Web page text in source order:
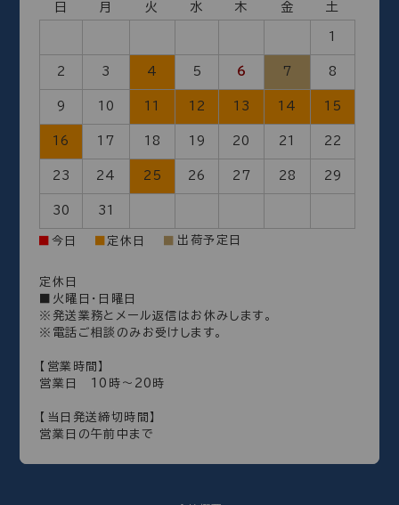
日 月 火 水 木 金 土
1
2 3 4 5 6 7 8
9 10 11 12 13 14 15
16 17 18 19 20 21 22
23 24 25 26 27 28 29
30 31
今日 定休日 出荷予定日
定休日
■火曜日・日曜日
※発送業務とメール返信はお休みします。
※電話ご相談のみお受けします。
【営業時間】
営業日 10時～20時
【当日発送締切時間】
営業日の午前中まで